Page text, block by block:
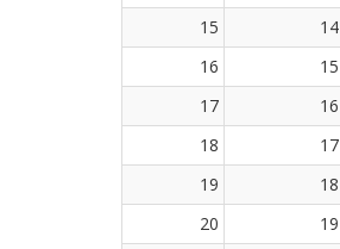
15
14
16
15
17
16
18
17
19
18
20
19